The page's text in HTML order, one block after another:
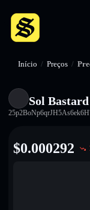
Início / Preços /
Sol Bastard
$0.000292